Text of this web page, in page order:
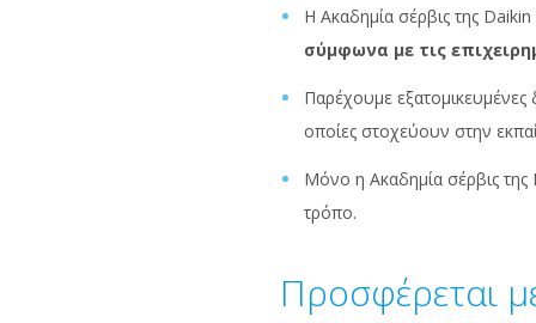
Η Ακαδημία σέρβις της
σύμφωνα με τις
Παρέχουμε εξατομικευμένες
οποίες στοχεύουν στην
Μόνο η Ακαδημία σέρβις της
τρόπο.
Προσφέρεται